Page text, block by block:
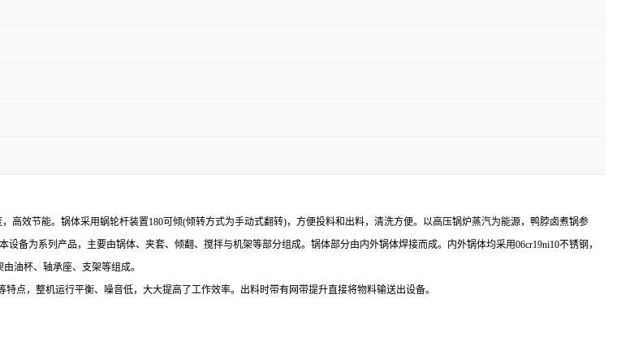
高效节能。锅体采用蜗轮杆装置180可倾(倾转方式为手动式翻转)，方便投料和出料，清洗方便。以高压锅炉蒸汽为能源，鸭脖卤煮锅参
备为系列产品，主要由锅体、夹套、倾翻、搅拌与机架等部分组成。锅体部分由内外锅体焊接而成。内外锅体均采用06cr19ni10不锈钢，
油杯、轴承座、支架等组成。
点，整机运行平衡、噪音低，大大提高了工作效率。出料时带有网带提升直接将物料输送出设备。